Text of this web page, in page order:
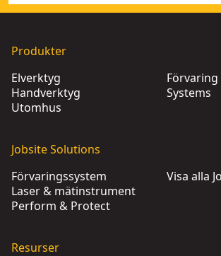
Produkter
Elverktyg
Handverktyg
Utomhus
Systems
Jobsite Solutions
Förvaringssystem
Laser & mätinstrument
Perform & Protect
Visa alla
Resurser